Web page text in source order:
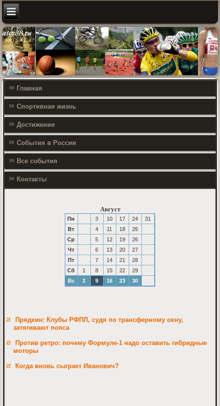
Главная
Спортивная жизнь
Достижения
События в России
Все события
Контакты
Август
Пн 3 10 17 24
31
Вт
4 11 18
25
Ср
5 12 19
26
Чт
6 13 20
27
Пт
7 14 21
28
Сб
1 8 15 22
29
Вс
2 9 16 23 30
Прядкин: Клубы РФПЛ, судя по трансферному окну,
затягивают пояса
Против ретро: почему Формуле-1 надо оставить гибридные
моторы
Когда вновь сыграет Иванович?